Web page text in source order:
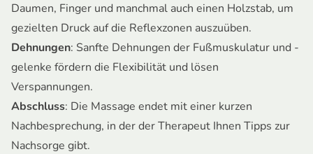
Daumen, Finger und manchmal auch einen Holzstab, um
gezielten Druck auf die Reflexzonen auszuüben.
Dehnungen: Sanfte Dehnungen der Fußmuskulatur und -
gelenke fördern die Flexibilität und lösen
Verspannungen.
Abschluss: Die Massage endet mit einer kurzen
Nachbesprechung, in der der Therapeut Ihnen Tipps zur
Nachsorge gibt.